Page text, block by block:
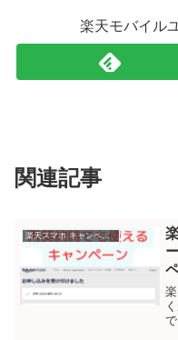
楽天モバイル
関連記事
楽天スマホ キャンペーン